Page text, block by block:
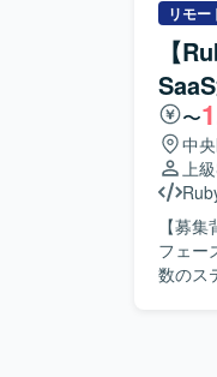
ーザー
め、
フォ
多いチ
だけます。 【開発環境】 バックエンドはRuby、Ruby
は
す。
WAFな
ベー
フロ
てい
の実
ト推
守、プロダ
計や仕
ロダク
ッチ
の方を歓迎いたします。
で、
ップ
むこと
携わることができます。
GCP
リモー
【
〜
中
上
【募
フェー
数のス
応じ